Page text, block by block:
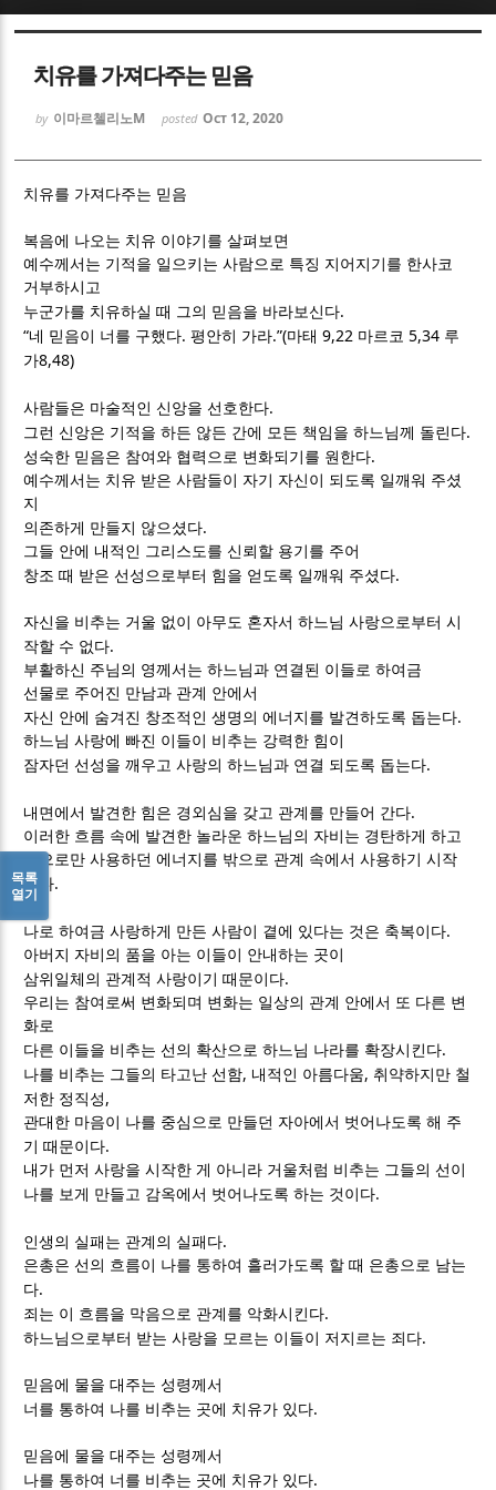
치유를 가져다주는 믿음
by 이마르첼리노M posted Oct 12, 2020
치유를 가져다주는 믿음
복음에 나오는 치유 이야기를 살펴보면
예수께서는 기적을 일으키는 사람으로 특징 지어지기를 한사코
거부하시고
누군가를 치유하실 때 그의 믿음을 바라보신다.
“네 믿음이 너를 구했다.평안히 가라.”(마태9,22 마르코5,34 루
가8,48)
사람들은 마술적인 신앙을 선호한다.
그런 신앙은 기적을 하든 않든 간에 모든 책임을 하느님께 돌린다.
성숙한 믿음은 참여와 협력으로 변화되기를 원한다.
예수께서는 치유 받은 사람들이 자기 자신이 되도록 일깨워 주셨
지
의존하게 만들지 않으셨다.
그들 안에 내적인 그리스도를 신뢰할 용기를 주어
창조 때 받은 선성으로부터 힘을 얻도록 일깨워 주셨다.
자신을 비추는 거울 없이 아무도 혼자서 하느님 사랑으로부터 시
작할 수 없다.
부활하신 주님의 영께서는 하느님과 연결된 이들로 하여금
선물로 주어진 만남과 관계 안에서
자신 안에 숨겨진 창조적인 생명의 에너지를 발견하도록 돕는다.
하느님 사랑에 빠진 이들이 비추는 강력한 힘이
잠자던 선성을 깨우고 사랑의 하느님과 연결 되도록 돕는다.
내면에서 발견한 힘은 경외심을 갖고 관계를 만들어 간다.
이러한 흐름 속에 발견한 놀라운 하느님의 자비는 경탄하게 하고
안으로만 사용하던 에너지를 밖으로 관계 속에서 사용하기 시작
한다.
나로 하여금 사랑하게 만든 사람이 곁에 있다는 것은 축복이다.
아버지 자비의 품을 아는 이들이 안내하는 곳이
삼위일체의 관계적 사랑이기 때문이다.
우리는 참여로써 변화되며 변화는 일상의 관계 안에서 또 다른 변
화로
다른 이들을 비추는 선의 확산으로 하느님 나라를 확장시킨다.
나를 비추는 그들의 타고난 선함, 내적인 아름다움, 취약하지만 철
저한 정직성 ,
관대한 마음이 나를 중심으로 만들던 자아에서 벗어나도록 해 주
기 때문이다.
내가 먼저 사랑을 시작한 게 아니라 거울처럼 비추는 그들의 선이
나를 보게 만들고 감옥에서 벗어나도록 하는 것이다.
인생의 실패는 관계의 실패다.
은총은 선의 흐름이 나를 통하여 흘러가도록 할 때 은총으로 남는
다.
죄는 이 흐름을 막음으로 관계를 악화시킨다.
하느님으로부터 받는 사랑을 모르는 이들이 저지르는 죄다.
믿음에 물을 대주는 성령께서
너를 통하여 나를 비추는 곳에 치유가 있다.
믿음에 물을 대주는 성령께서
나를 통하여 너를 비추는 곳에 치유가 있다.
목록
열기
Sketchbook5, 스케치북5
Sketchbook5, 스케치북5
Sketchbook5, 스케치북5
Sketchbook5, 스케치북5